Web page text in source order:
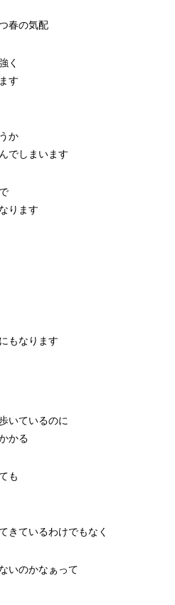
春の気配
く
す
か
でしまいます
ります
もなります
いているのに
かる
も
きているわけでもなく
いのかなぁって